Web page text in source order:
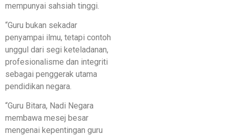
mempunyai sahsiah tinggi.
“Guru bukan sekadar
penyampai ilmu, tetapi contoh
unggul dari segi keteladanan,
profesionalisme dan integriti
sebagai penggerak utama
pendidikan negara.
“Guru Bitara, Nadi Negara
membawa mesej besar
mengenai kepentingan guru